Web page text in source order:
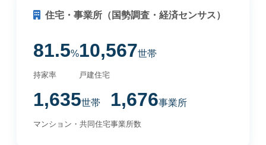
住宅・事業所（国勢調査・経済センサス）
81.5%
持家率
10,567世帯
戸建住宅
1,635世帯
マンション・共同住宅
1,676事業所
事業所数